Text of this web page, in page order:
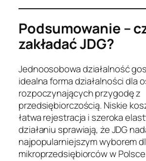
Podsumowanie –
zakładać JDG?
Jednoosobowa działalność
idealna forma działalności dla
rozpoczynających przygodę z
przedsiębiorczością. Niskie
łatwa rejestracja i szeroka
działaniu sprawiają, że JDG
najpopularniejszym wyborem
mikroprzedsiębiorców w